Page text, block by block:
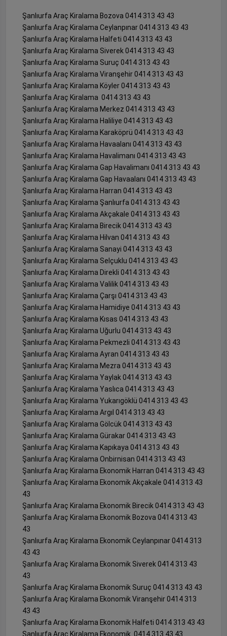
Şanlıurfa Araç Kiralama Bozova 0414 313 43 43
Şanlıurfa Araç Kiralama Ceylanpınar 0414 313 43 43
Şanlıurfa Araç Kiralama Halfeti 0414 313 43 43
Şanlıurfa Araç Kiralama Siverek 0414 313 43 43
Şanlıurfa Araç Kiralama Suruç 0414 313 43 43
Şanlıurfa Araç Kiralama Viranşehir 0414 313 43 43
Şanlıurfa Araç Kiralama Köyler 0414 313 43 43
Şanlıurfa Araç Kiralama 0414 313 43 43
Şanlıurfa Araç Kiralama Merkez 0414 313 43 43
Şanlıurfa Araç Kiralama Haliliye 0414 313 43 43
Şanlıurfa Araç Kiralama Karaköprü 0414 313 43 43
Şanlıurfa Araç Kiralama Havaalanı 0414 313 43 43
Şanlıurfa Araç Kiralama Havalimanı 0414 313 43 43
Şanlıurfa Araç Kiralama Gap Havalimanı 0414 313 43 43
Şanlıurfa Araç Kiralama Gap Havaalanı 0414 313 43 43
Şanlıurfa Araç Kiralama Harran 0414 313 43 43
Şanlıurfa Araç Kiralama Şanlıurfa 0414 313 43 43
Şanlıurfa Araç Kiralama Akçakale 0414 313 43 43
Şanlıurfa Araç Kiralama Birecik 0414 313 43 43
Şanlıurfa Araç Kiralama Hilvan 0414 313 43 43
Şanlıurfa Araç Kiralama Sanayi 0414 313 43 43
Şanlıurfa Araç Kiralama Selçuklu 0414 313 43 43
Şanlıurfa Araç Kiralama Direkli 0414 313 43 43
Şanlıurfa Araç Kiralama Valilik 0414 313 43 43
Şanlıurfa Araç Kiralama Çarşı 0414 313 43 43
Şanlıurfa Araç Kiralama Hamidiye 0414 313 43 43
Şanlıurfa Araç Kiralama Kısas 0414 313 43 43
Şanlıurfa Araç Kiralama Uğurlu 0414 313 43 43
Şanlıurfa Araç Kiralama Pekmezli 0414 313 43 43
Şanlıurfa Araç Kiralama Ayran 0414 313 43 43
Şanlıurfa Araç Kiralama Mezra 0414 313 43 43
Şanlıurfa Araç Kiralama Yaylak 0414 313 43 43
Şanlıurfa Araç Kiralama Yaslıca 0414 313 43 43
Şanlıurfa Araç Kiralama Yukarıgöklü 0414 313 43 43
Şanlıurfa Araç Kiralama Argıl 0414 313 43 43
Şanlıurfa Araç Kiralama Gölcük 0414 313 43 43
Şanlıurfa Araç Kiralama Gürakar 0414 313 43 43
Şanlıurfa Araç Kiralama Kapıkaya 0414 313 43 43
Şanlıurfa Araç Kiralama Onbirnisan 0414 313 43 43
Şanlıurfa Araç Kiralama Ekonomik Harran 0414 313 43 43
Şanlıurfa Araç Kiralama Ekonomik Akçakale 0414 313 43
43
Şanlıurfa Araç Kiralama Ekonomik Birecik 0414 313 43 43
Şanlıurfa Araç Kiralama Ekonomik Bozova 0414 313 43
43
Şanlıurfa Araç Kiralama Ekonomik Ceylanpınar 0414 313
43 43
Şanlıurfa Araç Kiralama Ekonomik Siverek 0414 313 43
43
Şanlıurfa Araç Kiralama Ekonomik Suruç 0414 313 43 43
Şanlıurfa Araç Kiralama Ekonomik Viranşehir 0414 313
43 43
Şanlıurfa Araç Kiralama Ekonomik Halfeti 0414 313 43 43
Şanlıurfa Araç Kiralama Ekonomik 0414 313 43 43